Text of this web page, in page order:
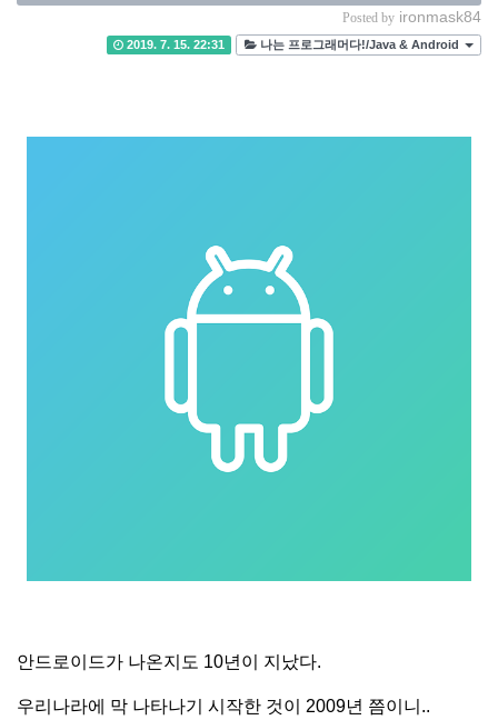
Posted by ironmask84
2019. 7. 15. 22:31 나는 프로그래머다!/Java & Android
안드로이드가 나온지도 10년이 지났다.
우리나라에 막 나타나기 시작한 것이 2009년 쯤이니..